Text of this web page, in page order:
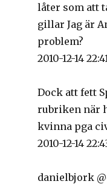
låter som att
gillar Jag är
problem?
2010-12-14
Dock att fett
rubriken när
kvinna pga
2010-12-14
danielbjork